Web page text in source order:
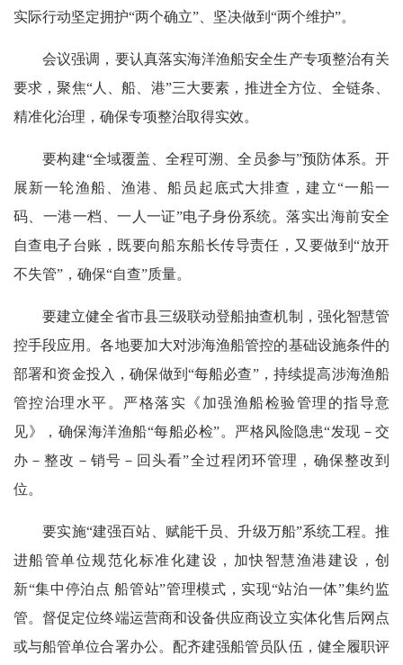
实际行动坚定拥护“两个确立”、坚决做到“两个维护”。
会议强调，要认真落实海洋渔船安全生产专项整治有关
要求，聚焦“人、船、港”三大要素，推进全方位、全链条、
精准化治理，确保专项整治取得实效。
要构建“全域覆盖、全程可溯、全员参与”预防体系。开
展新一轮渔船、渔港、船员起底式大排查，建立“一船一
码、一港一档、一人一证”电子身份系统。落实出海前安全
自查电子台账，既要向船东船长传导责任，又要做到“放开
不失管”，确保“自查”质量。
要建立健全省市县三级联动登船抽查机制，强化智慧管
控手段应用。各地要加大对涉海渔船管控的基础设施条件的
部署和资金投入，确保做到“每船必查”，持续提高涉海渔船
管控治理水平。严格落实《加强渔船检验管理的指导意
见》，确保海洋渔船“每船必检”。严格风险隐患“发现－交
办－整改－销号－回头看”全过程闭环管理，确保整改到
位。
要实施“建强百站、赋能千员、升级万船”系统工程。推
进船管单位规范化标准化建设，加快智慧渔港建设，创
新“集中停泊点 船管站”管理模式，实现“站泊一体”集约监
管。督促定位终端运营商和设备供应商设立实体化售后网点
或与船管单位合署办公。配齐建强船管员队伍，健全履职评